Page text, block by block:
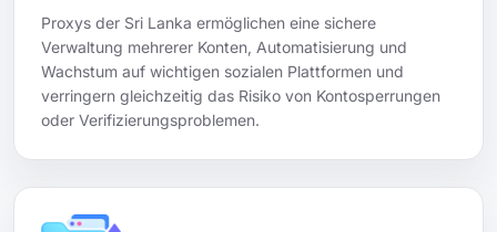
Proxys der Sri Lanka ermöglichen eine sichere
Verwaltung mehrerer Konten, Automatisierung und
Wachstum auf wichtigen sozialen Plattformen und
verringern gleichzeitig das Risiko von Kontosperrungen
oder Verifizierungsproblemen.